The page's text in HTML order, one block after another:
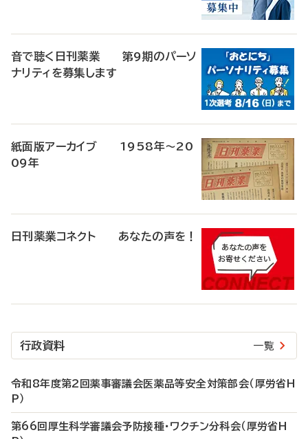
音で聴く日刊薬業 第9期のパーソ
ナリティを募集します
紙面版アーカイブ 1958年～20
09年
日刊薬業コネクト あなたの声を！
行政資料 一覧
令和8年度第2回薬事審議会医薬品等安全対策部会（厚労省H
P）
第66回厚生科学審議会予防接種・ワクチン分科会（厚労省H